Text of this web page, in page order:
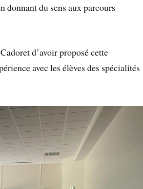
donnant du sens aux parcours
d’avoir proposé cette
avec les élèves des spécialités